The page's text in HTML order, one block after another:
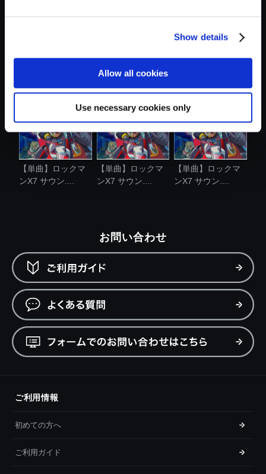
Show details
Allow all cookies
Use necessary cookies only
【単曲】ロックマ
ンX7 サウン....
【単曲】ロックマ
ンX7 サウン....
【単曲】ロックマ
ンX7 サウン....
お問い合わせ
ご利用情報
初めての方へ
ご利用ガイド